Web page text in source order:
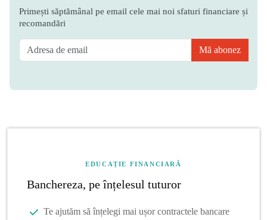
Primești săptămânal pe email cele mai noi sfaturi financiare și
recomandări
Mă abonez
EDUCAȚIE FINANCIARĂ
Banchereza, pe înțelesul tuturor
Te ajutăm să înțelegi mai ușor contractele bancare